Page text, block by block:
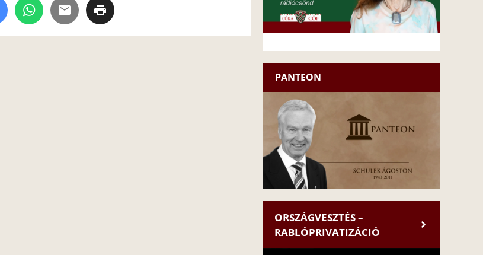
PANTEON
ORSZÁGVESZTÉS –
RABLÓPRIVATIZÁCIÓ